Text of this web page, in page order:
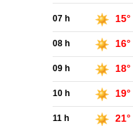
07 h 15°
08 h 16°
09 h 18°
10 h 19°
11 h 21°